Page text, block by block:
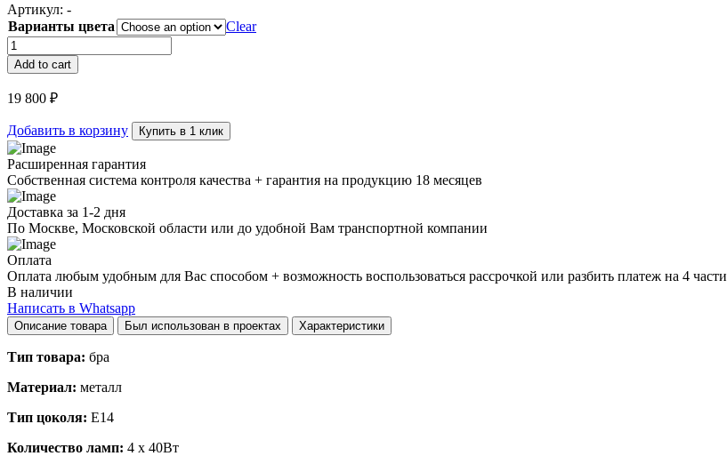
Артикул: -
Варианты цвета
Clear
Бра
Martinez
quantity
Add to cart
19 800 ₽
Добавить в корзину Купить в 1 клик
Расширенная гарантия
Собственная система контроля качества + гарантия на продукцию 18 месяцев
Доставка за 1-2 дня
По Москве, Московской области или до удобной Вам транспортной компании
Оплата
Оплата любым удобным для Вас способом + возможность воспользоваться рассрочкой или разбить платеж на 4 части
В наличии
Написать в Whatsapp
Описание товара Был использован в проектах Характеристики
Тип товара: бра
Материал: металл
Тип цоколя: E14
Количество ламп: 4 x 40Вт